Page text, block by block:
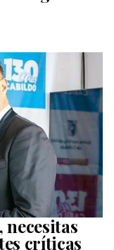
necesitas
críticas